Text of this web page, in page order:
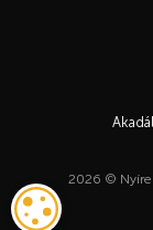
2026 ©